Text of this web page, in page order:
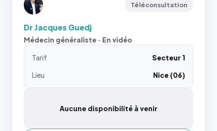
Téléconsultation
Dr Jacques Guedj
Médecin généraliste · En vidéo
Tarif
Secteur 1
Lieu
Nice (06)
Aucune disponibilité à venir